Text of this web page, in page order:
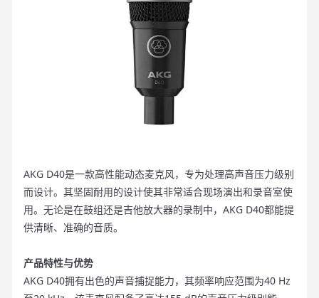
AKG D40是一款高性能动态麦克风，专为处理高声音压力级别
而设计。其坚固耐用的设计使其非常适合现场演出和录音室使
用。无论是在鼓组还是吉他放大器的录制中，AKG D40都能提
供清晰、准确的音质。
产品特性与优势
AKG D40拥有出色的声音捕捉能力，其频率响应范围为40 Hz